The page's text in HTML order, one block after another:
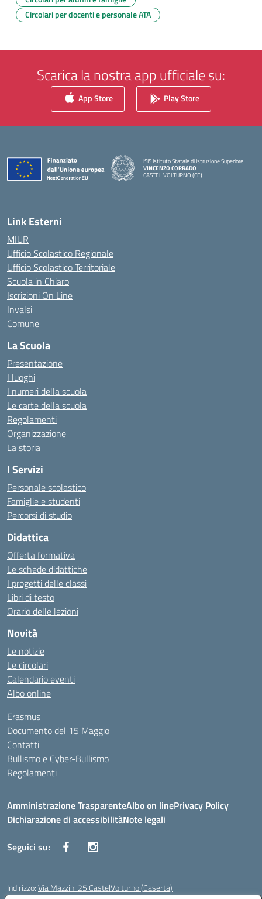
Circolari per docenti e personale ATA
Scarica la nostra app ufficiale su:
App Store Play Store
ISIS Istituto Statale di Istruzione Superiore
VINCENZO CORRADO
CASTEL VOLTURNO (CE)
Link Esterni
MIUR
Ufficio Scolastico Regionale
Ufficio Scolastico Territoriale
Scuola in Chiaro
Iscrizioni On Line
Invalsi
Comune
La Scuola
Presentazione
I luoghi
I numeri della scuola
Le carte della scuola
Regolamenti
Organizzazione
La storia
I Servizi
Personale scolastico
Famiglie e studenti
Percorsi di studio
Didattica
Offerta formativa
Le schede didattiche
I progetti delle classi
Libri di testo
Orario delle lezioni
Novità
Le notizie
Le circolari
Calendario eventi
Albo online
Erasmus
Documento del 15 Maggio
Contatti
Bullismo e Cyber-Bullismo
Regolamenti
Amministrazione TrasparenteAlbo on linePrivacy Policy
Dichiarazione di accessibilitàNote legali
Seguici su:
Indirizzo:Via Mazzini 25 CastelVolturno (Caserta)